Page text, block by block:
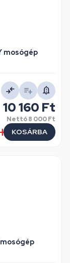
mosógép
10 160 Ft
Nettó8 000 Ft
KOSÁRBA